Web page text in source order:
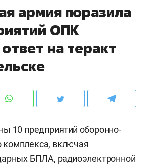
армия поразила
ОПК
на теракт
10 предприятий оборонно-
включая
БПЛА, радиоэлектронной